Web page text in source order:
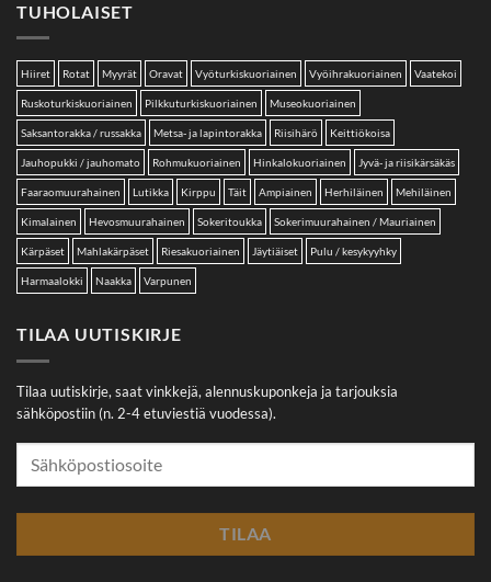
TUHOLAISET
Hiiret Rotat Myyrät Oravat Vyöturkiskuoriainen Vyöihrakuoriainen Vaatekoi
Ruskoturkiskuoriainen Pilkkuturkiskuoriainen Museokuoriainen
Saksantorakka / russakka Metsa- ja lapintorakka Riisihärö Keittiökoisa
Jauhopukki / jauhomato Rohmukuoriainen Hinkalokuoriainen Jyvä- ja riisikärsäkäs
Faaraomuurahainen Lutikka Kirppu Täit Ampiainen Herhiläinen Mehiläinen
Kimalainen Hevosmuurahainen Sokeritoukka Sokerimuurahainen / Mauriainen
Kärpäset Mahlakärpäset Riesakuoriainen Jäytiäiset Pulu / kesykyyhky
Harmaalokki Naakka Varpunen
TILAA UUTISKIRJE
Tilaa uutiskirje, saat vinkkejä, alennuskuponkeja ja tarjouksia
sähköpostiin (n. 2-4 etuviestiä vuodessa).